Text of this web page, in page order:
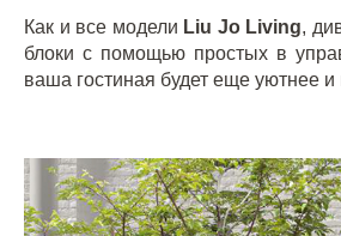
Как и все модели Liu Jo Living,
блоки с помощью простых в
ваша гостиная будет еще уютнее